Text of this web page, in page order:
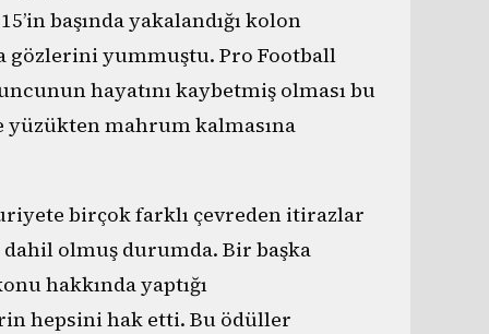
başında yakalandığı kolon
gözlerini yummuştu. Pro Football
hayatını kaybetmiş olması bu
yüzükten mahrum kalmasına
birçok farklı çevreden itirazlar
dahil olmuş durumda. Bir başka
hakkında yaptığı
hepsini hak etti. Bu ödüller